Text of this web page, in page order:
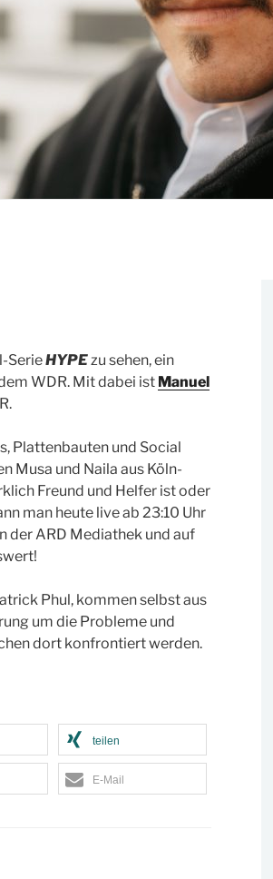
SerieHYPEzu sehen, ein
WDR. Mit dabei ist Manuel
Plattenbauten und Social
Musa und Naila aus Köln-
Freund und Helfer ist oder
man heute live ab 23:10 Uhr
der ARD Mediathek und auf
Phul, kommen selbst aus
um die Probleme und
dort konfrontiert werden.
teilen
E-Mail